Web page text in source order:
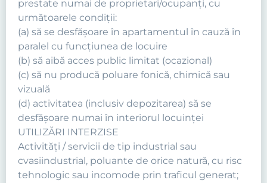
prestate numai de proprietari/ocupanţi, cu
următoarele condiţii:
(a) să se desfăşoare în apartamentul în cauză în
paralel cu funcţiunea de locuire
(b) să aibă acces public limitat (ocazional)
(c) să nu producă poluare fonică, chimică sau
vizuală
(d) activitatea (inclusiv depozitarea) să se
desfăşoare numai în interiorul locuinţei
UTILIZĂRI INTERZISE
Activităţi / servicii de tip industrial sau
cvasiindustrial, poluante de orice natură, cu risc
tehnologic sau incomode prin traficul generat;